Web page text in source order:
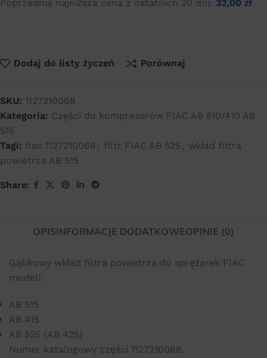
Poprzednia najniższa cena z ostatnich 30 dni: 32,00 zł
Dodaj do listy życzeń Porównaj
SKU: 1127210068
Kategoria: Części do kompresorów FIAC AB 510/410 AB
515
Tagi: fiac 1127210068 , filtr FIAC AB 525 , wkład filtra
powietrza AB 515
Share:
OPISINFORMACJE DODATKOWEOPINIE (0)
Gąbkowy wkład filtra powietrza do sprężarek FIAC
modeli:
AB 515
AB 415
AB 525 (AB 425)
Numer katalogowy części 1127210068.